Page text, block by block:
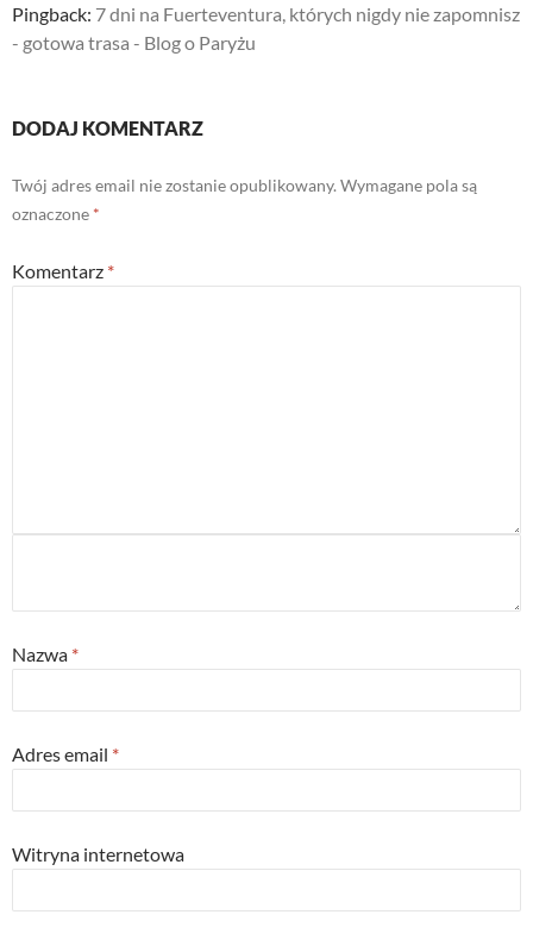
Pingback: 7 dni na Fuerteventura, których nigdy nie zapomnisz
- gotowa trasa - Blog o Paryżu
DODAJ KOMENTARZ
Twój adres email nie zostanie opublikowany. Wymagane pola są
oznaczone *
Komentarz *
Nazwa *
Adres email *
Witryna internetowa